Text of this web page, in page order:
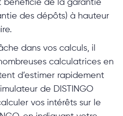
bénéficie de la garantie
des dépôts) à hauteur
dans vos calculs, il
calculatrices en
d’estimer rapidement
de DISTINGO
vos intérêts sur le